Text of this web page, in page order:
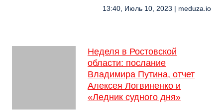
13:40, Июль 10, 2023 | meduza.io
Неделя в Ростовской
области: послание
Владимира Путина, отчет
Алексея Логвиненко и
«Ледник судного дня»